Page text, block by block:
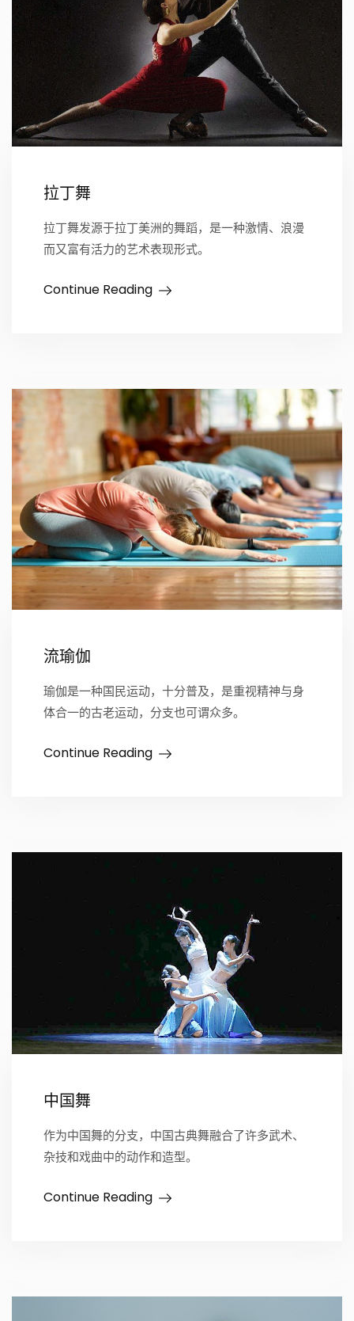
拉丁舞
拉丁舞发源于拉丁美洲的舞蹈，是一种激情、浪漫
而又富有活力的艺术表现形式。
Continue Reading
流瑜伽
瑜伽是一种国民运动，十分普及，是重视精神与身
体合一的古老运动，分支也可谓众多。
Continue Reading
中国舞
作为中国舞的分支，中国古典舞融合了许多武术、
杂技和戏曲中的动作和造型。
Continue Reading